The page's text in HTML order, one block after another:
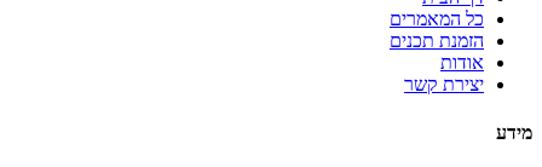
כל המאמרים
הזמנת תכנים
אודות
יצירת קשר
מידע